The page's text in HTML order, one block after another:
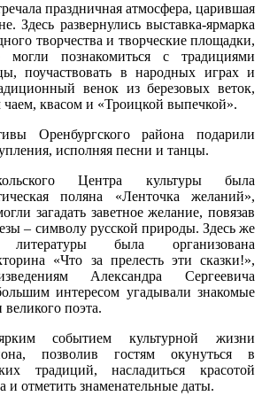
праздничная атмосфера, царившая
Здесь развернулись выставка-ярмарка
творчества и творческие площадки,
познакомиться с традициями
поучаствовать в народных играх и
венок из березовых веток,
чаем, квасом и «Троицкой выпечкой».
Оренбургского района подарили
исполняя песни и танцы.
Центра культуры была
поляна «Ленточка желаний»,
загадать заветное желание, повязав
– символу русской природы. Здесь же
была организована
«Что за прелесть эти сказки!»,
Александра Сергеевича
интересом угадывали знакомые
великого поэта.
событием культурной жизни
позволив гостям окунуться в
традиций, насладиться красотой
и отметить знаменательные даты.